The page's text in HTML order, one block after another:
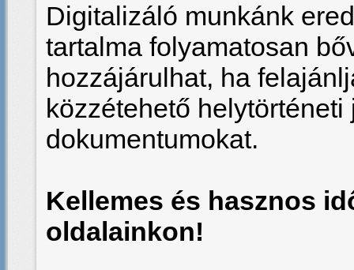
Digitalizáló munkánk
tartalma folyamatosan
hozzájárulhat, ha
közzétehető
dokumentumokat.
Kellemes és hasznos
oldalainkon!